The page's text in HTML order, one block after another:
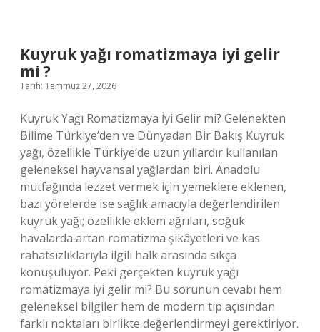
?
Kuyruk yağı romatizmaya iyi gelir
mi ?
Tarih: Temmuz 27, 2026
Kuyruk Yağı Romatizmaya İyi Gelir mi? Gelenekten
Bilime Türkiye’den ve Dünyadan Bir Bakış Kuyruk
yağı, özellikle Türkiye’de uzun yıllardır kullanılan
geleneksel hayvansal yağlardan biri. Anadolu
mutfağında lezzet vermek için yemeklere eklenen,
bazı yörelerde ise sağlık amacıyla değerlendirilen
kuyruk yağı; özellikle eklem ağrıları, soğuk
havalarda artan romatizma şikâyetleri ve kas
rahatsızlıklarıyla ilgili halk arasında sıkça
konuşuluyor. Peki gerçekten kuyruk yağı
romatizmaya iyi gelir mi? Bu sorunun cevabı hem
geleneksel bilgiler hem de modern tıp açısından
farklı noktaları birlikte değerlendirmeyi gerektiriyor.